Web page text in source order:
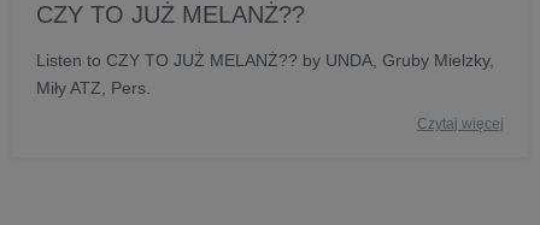
CZY TO JUŻ MELANŻ??
Listen to CZY TO JUŻ MELANŻ?? by UNDA, Gruby Mielzky,
Miły ATZ, Pers.
Czytaj więcej